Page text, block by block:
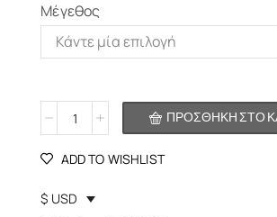
Μέγεθος
ΠΡΟΣΘΉΚΗ ΣΤΟ
ADD TO WISHLIST
$ USD